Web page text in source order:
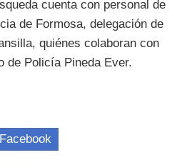
cuenta con personal de
de Formosa, delegación de
quiénes colaboran con
de Policía Pineda Ever.